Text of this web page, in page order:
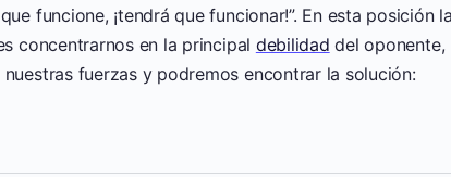
funcione, ¡tendrá que funcionar!”. En esta posición
concentrarnos en la principal debilidad del oponente,
fuerzas y podremos encontrar la solución: